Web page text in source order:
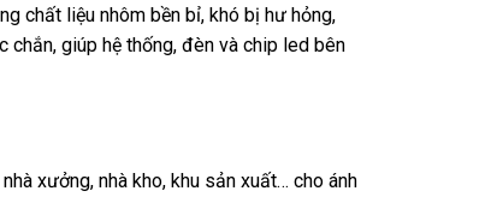
chất liệu nhôm bền bỉ, khó bị hư hỏng,
giúp hệ thống, đèn và chip led bên
xưởng, nhà kho, khu sản xuất… cho ánh